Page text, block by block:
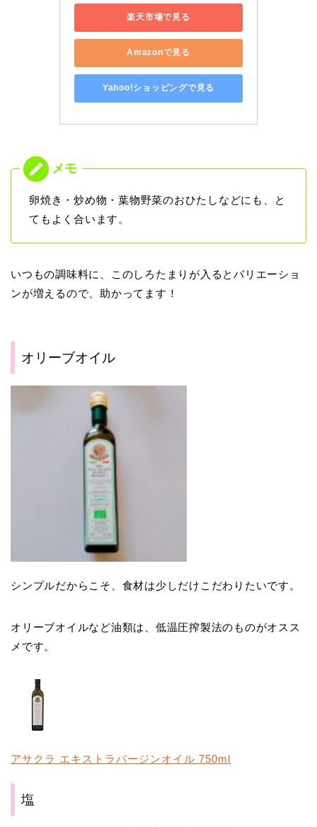
楽天市場で見る
Amazonで見る
Yahoo!ショッピングで見る
卵焼き・炒め物・葉物野菜のおひたしなどにも、と
てもよく合います。
いつもの調味料に、このしろたまりが入るとバリエーショ
ンが増えるので、助かってます！
オリーブオイル
シンプルだからこそ、食材は少しだけこだわりたいです。
オリーブオイルなど油類は、低温圧搾製法のものがオスス
メです。
アサクラ エキストラバージンオイル 750ml
塩